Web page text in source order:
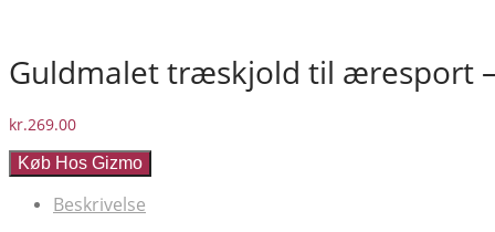
Guldmalet træskjold til æresport
kr.269.00
Køb Hos Gizmo
Beskrivelse